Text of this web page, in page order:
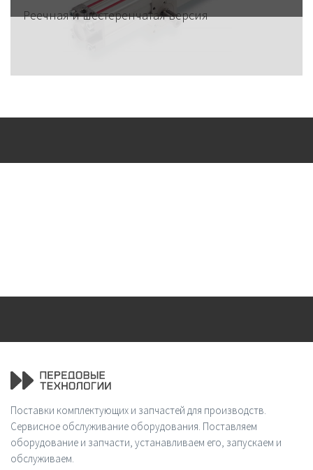
Реечная и шестеренчатая версия
Поставки комплектующих и запчастей для производств.
Сервисное обслуживание оборудования. Поставляем
оборудование и запчасти, устанавливаем его, запускаем и
обслуживаем.